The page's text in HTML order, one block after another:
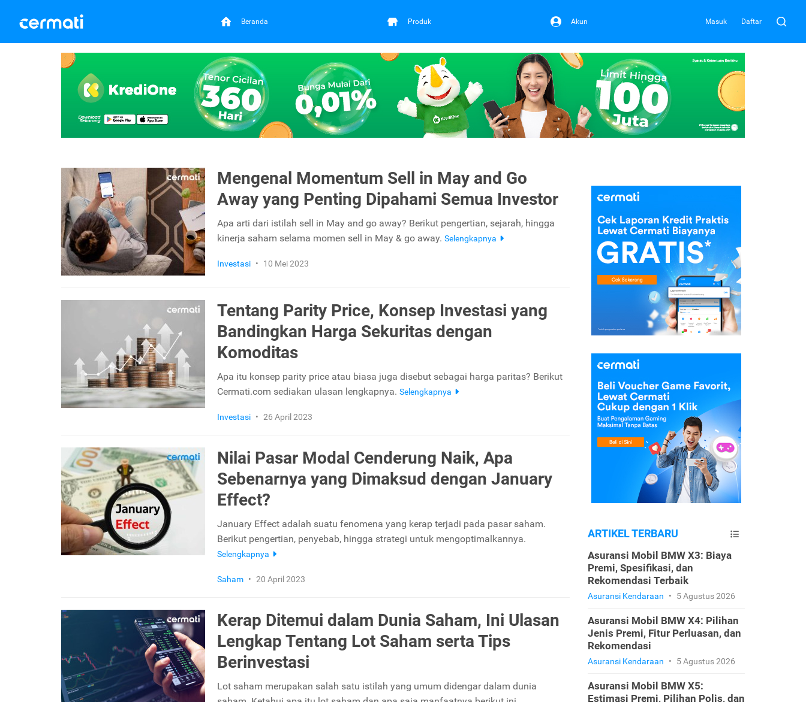
Beranda Produk Akun Masuk Daftar
Mengenal Momentum Sell in May and Go
Away yang Penting Dipahami Semua Investor
Apa arti dari istilah sell in May and go away? Berikut pengertian, sejarah, hingga
kinerja saham selama momen sell in May & go away. Selengkapnya
Investasi • 10 Mei 2023
Tentang Parity Price, Konsep Investasi yang
Bandingkan Harga Sekuritas dengan
Komoditas
Apa itu konsep parity price atau biasa juga disebut sebagai harga paritas? Berikut
Cermati.com sediakan ulasan lengkapnya. Selengkapnya
Investasi • 26 April 2023
Nilai Pasar Modal Cenderung Naik, Apa
Sebenarnya yang Dimaksud dengan January
Effect?
January Effect adalah suatu fenomena yang kerap terjadi pada pasar saham.
Berikut pengertian, penyebab, hingga strategi untuk mengoptimalkannya.
Selengkapnya
Saham • 20 April 2023
Kerap Ditemui dalam Dunia Saham, Ini Ulasan
Lengkap Tentang Lot Saham serta Tips
Berinvestasi
Lot saham merupakan salah satu istilah yang umum didengar dalam dunia
ARTIKEL TERBARU
Asuransi Mobil BMW X3: Biaya
Premi, Spesifikasi, dan
Rekomendasi Terbaik
Asuransi Kendaraan • 5 Agustus 2026
Asuransi Mobil BMW X4: Pilihan
Jenis Premi, Fitur Perluasan, dan
Rekomendasi
Asuransi Kendaraan • 5 Agustus 2026
Asuransi Mobil BMW X5:
Estimasi Premi, Pilihan Polis, dan